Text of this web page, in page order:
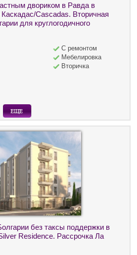
двориком в Равда в
Cascadas. Вторичная
для круглогодичного
С ремонтом
Мебелировка
Вторичка
без таксы поддержки в
Residence. Рассрочка Ла